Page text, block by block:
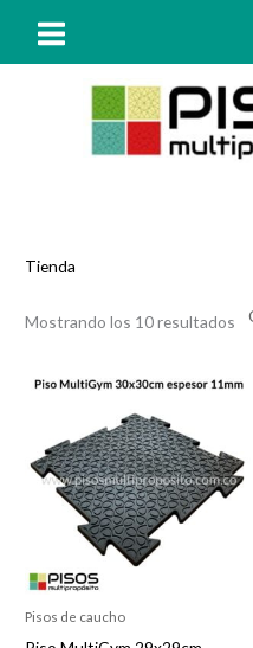
Tienda
Mostrando los 10 resultados
Pisos de caucho